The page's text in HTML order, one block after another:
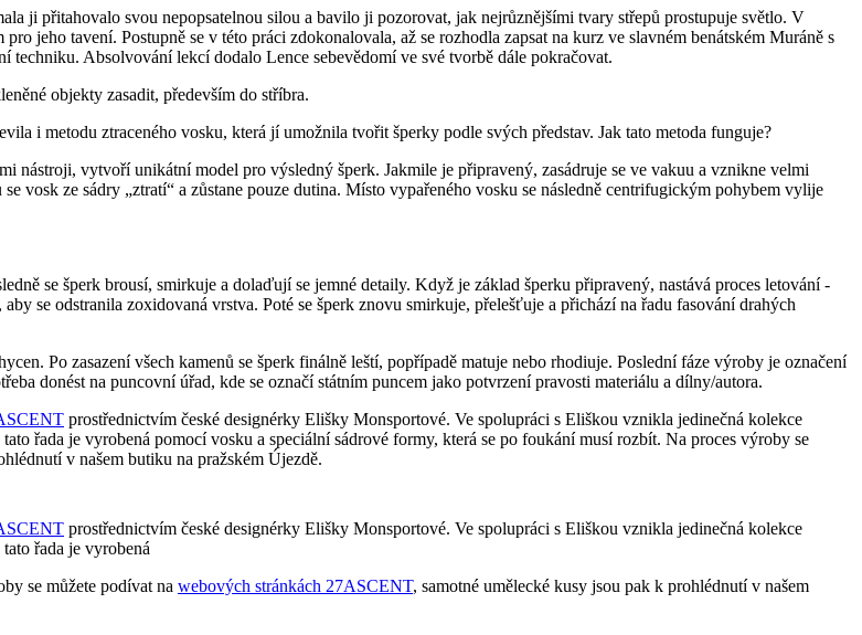
ji přitahovalo svou nepopsatelnou silou a bavilo ji pozorovat, jak nejrůznějšími tvary střepů prostupuje světlo. V
jeho tavení. Postupně se v této práci zdokonalovala, až se rozhodla zapsat na kurz ve slavném benátském Muráně s
techniku. Absolvování lekcí dodalo Lence sebevědomí ve své tvorbě dále pokračovat.
objekty zasadit, především do stříbra.
i metodu ztraceného vosku, která jí umožnila tvořit šperky podle svých představ. Jak tato metoda funguje?
nástroji, vytvoří unikátní model pro výsledný šperk. Jakmile je připravený, zasádruje se ve vakuu a vznikne velmi
vosk ze sádry „ztratí“ a zůstane pouze dutina. Místo vypařeného vosku se následně centrifugickým pohybem vylije
se šperk brousí, smirkuje a dolaďují se jemné detaily. Když je základ šperku připravený, nastává proces letování -
se odstranila zoxidovaná vrstva. Poté se šperk znovu smirkuje, přelešťuje a přichází na řadu fasování drahých
Po zasazení všech kamenů se šperk finálně leští, popřípadě matuje nebo rhodiuje. Poslední fáze výroby je označení
donést na puncovní úřad, kde se označí státním puncem jako potvrzení pravosti materiálu a dílny/autora.
prostřednictvím české designérky Elišky Monsportové. Ve spolupráci s Eliškou vznikla jedinečná kolekce
řada je vyrobená pomocí vosku a speciální sádrové formy, která se po foukání musí rozbít. Na proces výroby se
v našem butiku na pražském Újezdě.
prostřednictvím české designérky Elišky Monsportové. Ve spolupráci s Eliškou vznikla jedinečná kolekce
řada je vyrobená
se můžete podívat na webových stránkách 27ASCENT, samotné umělecké kusy jsou pak k prohlédnutí v našem